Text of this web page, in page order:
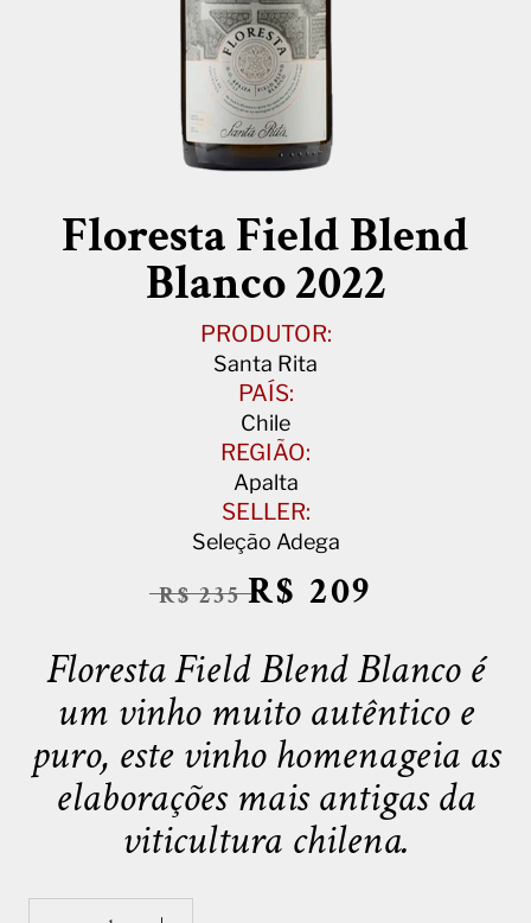
Floresta Field Blend
Blanco 2022
PRODUTOR:
Santa Rita
PAÍS:
Chile
REGIÃO:
Apalta
SELLER:
Seleção Adega
R$ 235 R$ 209
Floresta Field Blend Blanco é
um vinho muito autêntico e
puro, este vinho homenageia as
elaborações mais antigas da
viticultura chilena.